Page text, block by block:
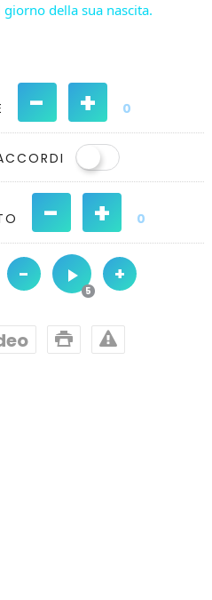
della sua nascita.
- + 0
- + 0
- +